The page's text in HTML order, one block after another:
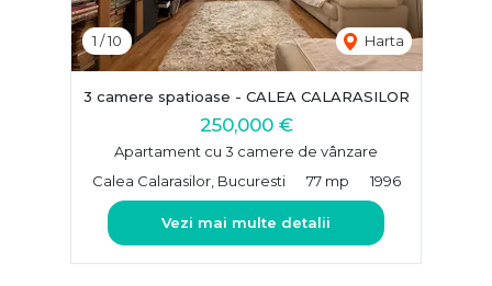
1 /10 Harta
3 camere spatioase - CALEA CALARASILOR
250,000 €
Apartament cu 3 camere de vânzare
Calea Calarasilor, Bucuresti
77 mp 1996
Vezi mai multe detalii